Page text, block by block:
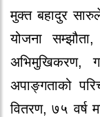
मुक्त बहादुर
योजना
अभिमुखिकरण,
अपाङ्गताको
वितरण, ७५ वर्ष